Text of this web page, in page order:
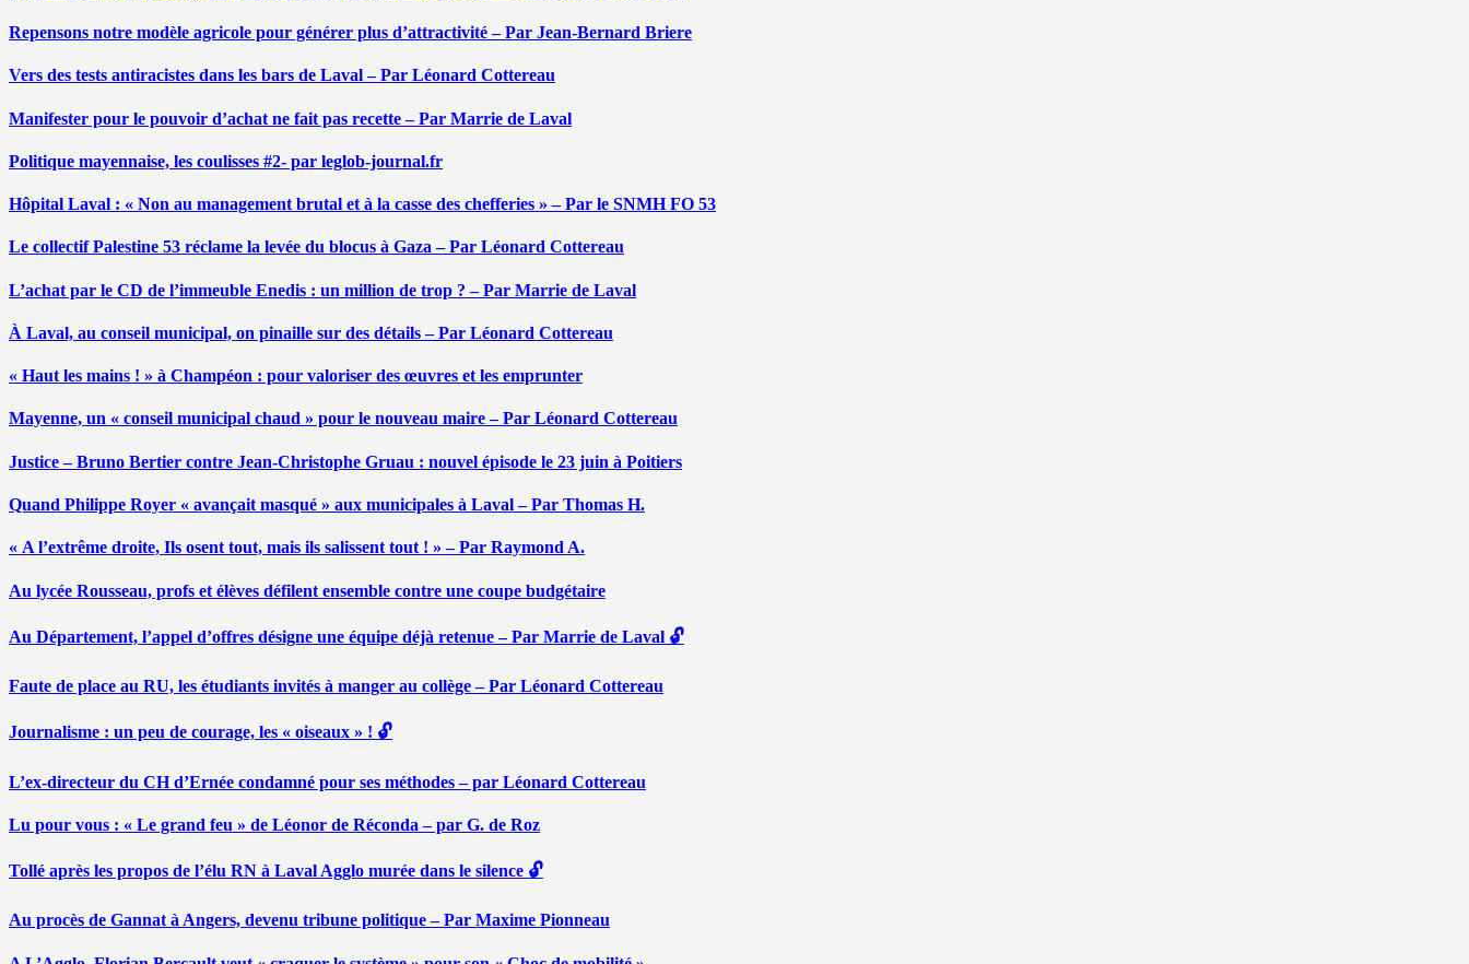
Repensons notre modèle agricole pour générer plus d’attractivité – Par Jean-Bernard Briere
Vers des tests antiracistes dans les bars de Laval – Par Léonard Cottereau
Manifester pour le pouvoir d’achat ne fait pas recette – Par Marrie de Laval
Politique mayennaise, les coulisses #2- par leglob-journal.fr
Hôpital Laval : « Non au management brutal et à la casse des chefferies » – Par le SNMH FO 53
Le collectif Palestine 53 réclame la levée du blocus à Gaza – Par Léonard Cottereau
L’achat par le CD de l’immeuble Enedis : un million de trop ? – Par Marrie de Laval
À Laval, au conseil municipal, on pinaille sur des détails – Par Léonard Cottereau
« Haut les mains ! » à Champéon : pour valoriser des œuvres et les emprunter
Mayenne, un « conseil municipal chaud » pour le nouveau maire – Par Léonard Cottereau
Justice – Bruno Bertier contre Jean-Christophe Gruau : nouvel épisode le 23 juin à Poitiers
Quand Philippe Royer « avançait masqué » aux municipales à Laval – Par Thomas H.
« A l’extrême droite, Ils osent tout, mais ils salissent tout ! » – Par Raymond A.
Au lycée Rousseau, profs et élèves défilent ensemble contre une coupe budgétaire
Au Département, l’appel d’offres désigne une équipe déjà retenue – Par Marrie de Laval 🔓
Faute de place au RU, les étudiants invités à manger au collège – Par Léonard Cottereau
Journalisme : un peu de courage, les « oiseaux » ! 🔓
L’ex-directeur du CH d’Ernée condamné pour ses méthodes – par Léonard Cottereau
Lu pour vous : « Le grand feu » de Léonor de Réconda – par G. de Roz
Tollé après les propos de l’élu RN à Laval Agglo murée dans le silence 🔓
Au procès de Gannat à Angers, devenu tribune politique – Par Maxime Pionneau